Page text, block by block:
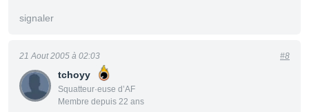
signaler
tchoyy
Squatteur·euse d’AF
Membre depuis 22 ans
21 Aout 2005 à 02:03 #8